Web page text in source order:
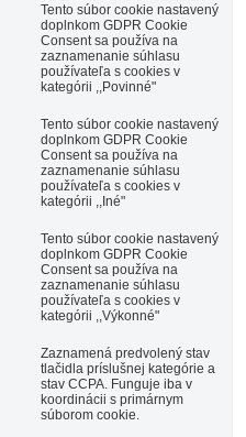
Tento súbor cookie nastavený
doplnkom GDPR Cookie
Consent sa používa na
zaznamenanie súhlasu
používateľa s cookies v
kategórii ,,Povinné"
Tento súbor cookie nastavený
doplnkom GDPR Cookie
Consent sa používa na
zaznamenanie súhlasu
používateľa s cookies v
kategórii ,,Iné"
Tento súbor cookie nastavený
doplnkom GDPR Cookie
Consent sa používa na
zaznamenanie súhlasu
používateľa s cookies v
kategórii ,,Výkonné"
Zaznamená predvolený stav
tlačidla príslušnej kategórie a
stav CCPA. Funguje iba v
koordinácii s primárnym
súborom cookie.